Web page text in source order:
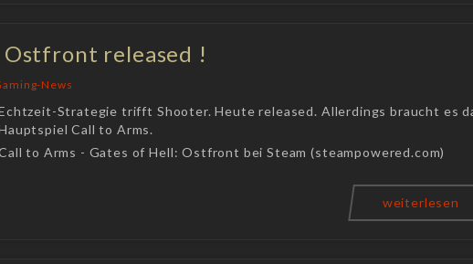
Ostfront released !
News
Strategie trifft Shooter. Heute released. Allerdings braucht es
Call to Arms.
to Arms - Gates of Hell: Ostfront bei Steam (steampowered.com)
weiterlesen